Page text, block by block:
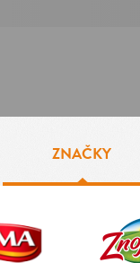
ZNAČKY